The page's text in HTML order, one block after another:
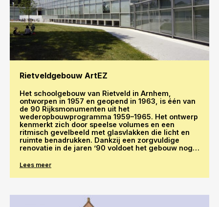
Rietveldgebouw ArtEZ
Het schoolgebouw van Rietveld in Arnhem,
ontworpen in 1957 en geopend in 1963, is één van
de 90 Rijksmonumenten uit het
wederopbouwprogramma 1959–1965. Het ontwerp
kenmerkt zich door speelse volumes en een
ritmisch gevelbeeld met glasvlakken die licht en
ruimte benadrukken. Dankzij een zorgvuldige
renovatie in de jaren ’90 voldoet het gebouw nog
Lees meer